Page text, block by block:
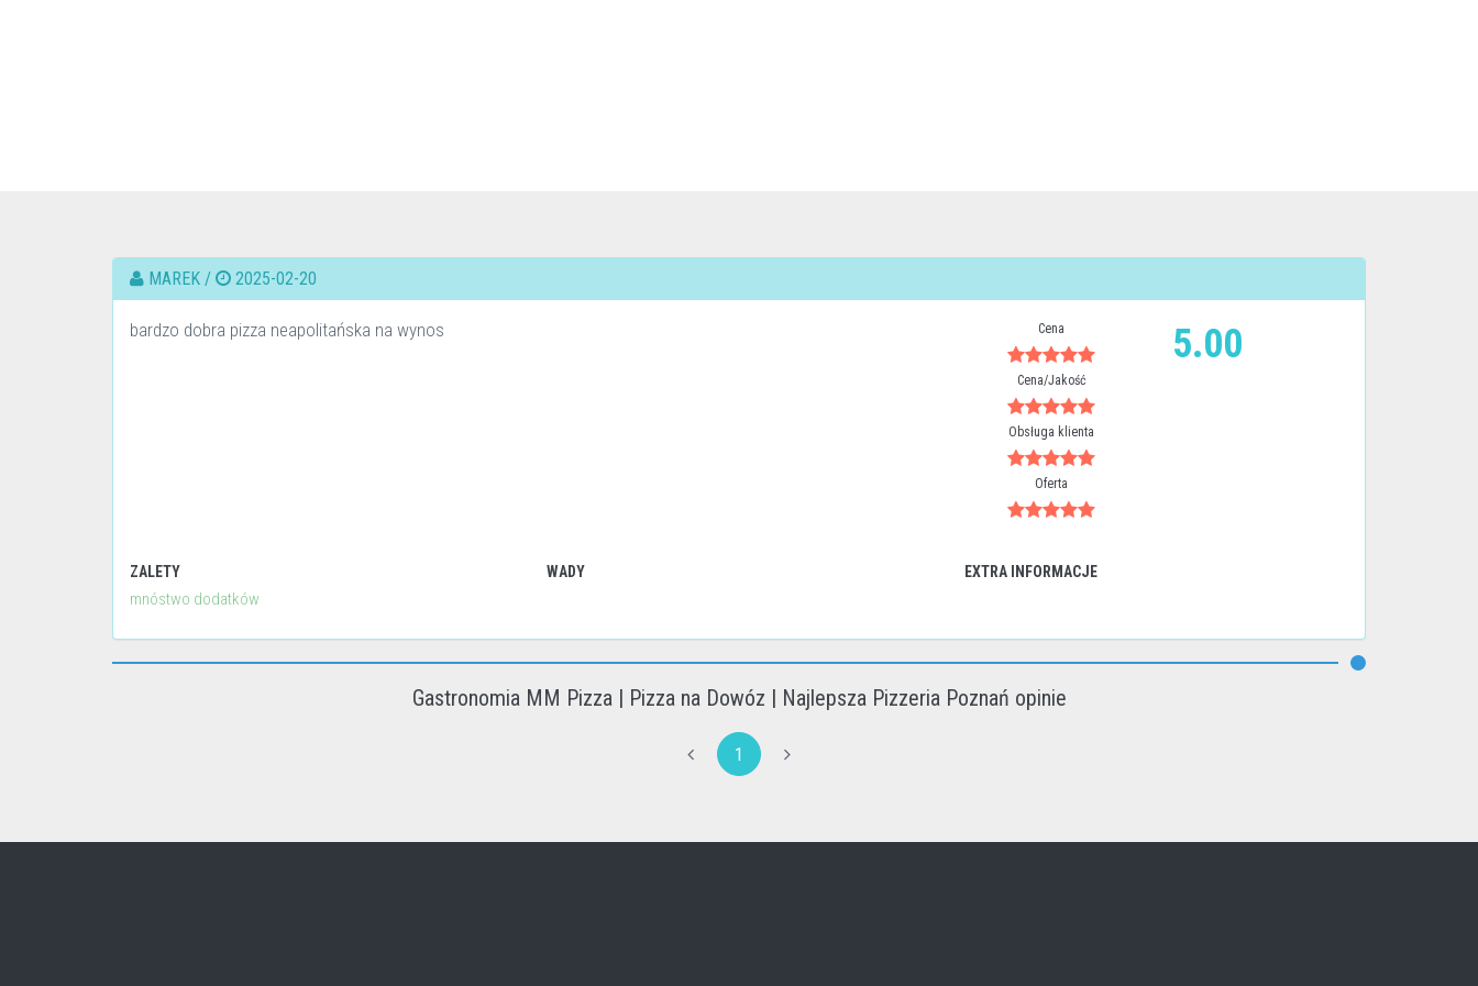
MAREK / 2025-02-20
bardzo dobra pizza neapolitańska na wynos Cena
Cena/Jakość
Obsługa klienta
Oferta
5.00
ZALETY
mnóstwo dodatków
WADY EXTRA INFORMACJE
Gastronomia MM Pizza | Pizza na Dowóz | Najlepsza Pizzeria Poznań opinie
1